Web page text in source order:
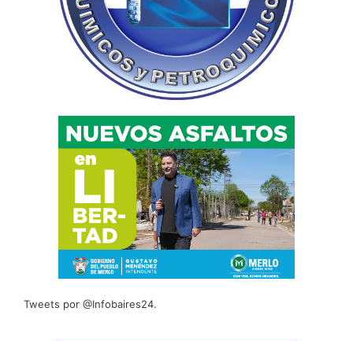
Tweets por @Infobaires24.